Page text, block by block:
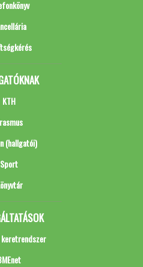
KTH
(hallgatói)
Sport